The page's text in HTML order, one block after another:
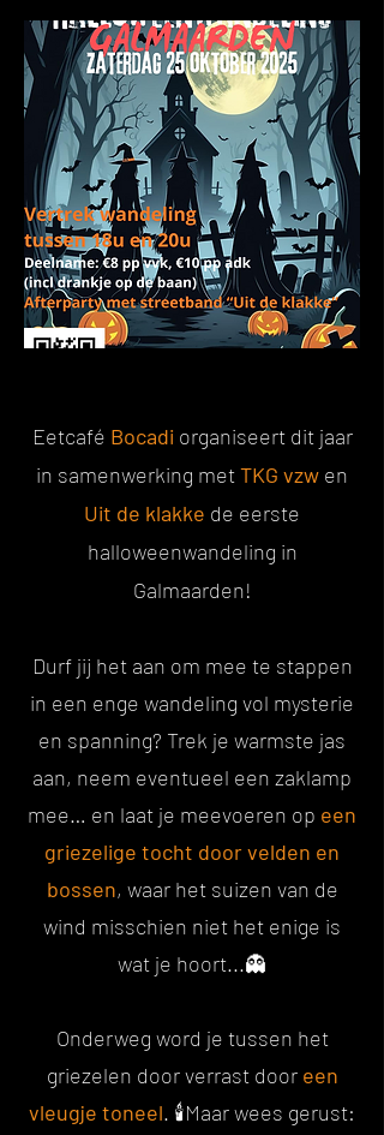
Eetcafé Bocadi organiseert dit jaar
in samenwerking metTKG vzw en
Uit de klakke de eerste
halloweenwandeling in
Galmaarden!
Durf jij het aan om mee te stappen
in een enge wandeling vol mysterie
en spanning? Trek je warmste jas
aan, neem eventueel een zaklamp
mee… en laat je meevoeren op een
griezelige tocht door velden en
bossen, waar het suizen van de
wind misschien niet het enige is
wat je hoort...👻
Onderweg word je tussen het
griezelen door verrast door een
vleugje toneel. 🕯️Maar wees gerust: